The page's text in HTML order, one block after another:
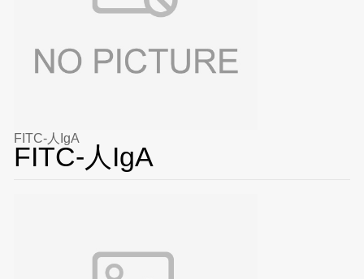
FITC-人IgA
FITC-人IgA